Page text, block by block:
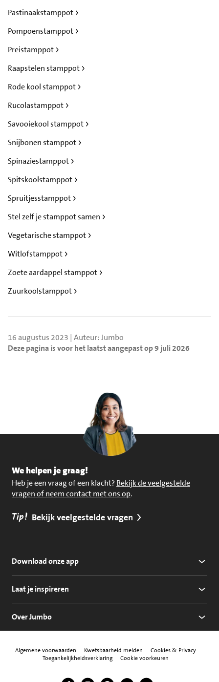
Pastinaakstamppot
Pompoenstamppot
Preistamppot
Raapstelen stamppot
Rode kool stamppot
Rucolastamppot
Savooiekool stamppot
Snijbonen stamppot
Spinaziestamppot
Spitskoolstamppot
Spruitjesstamppot
Stel zelf je stamppot samen
Vegetarische stamppot
Witlofstamppot
Zoete aardappel stamppot
Zuurkoolstamppot
16 augustus 2023 | Auteur: Jumbo
Deze pagina is voor het laatst aangepast op 9 juli 2026
We helpen je graag!
Heb je een vraag of een klacht? Bekijk de veelgestelde
vragen of neem contact met ons op.
Tip! Bekijk veelgestelde vragen
Download onze app
Laat je inspireren
Over Jumbo
Algemene voorwaarden Kwetsbaarheid melden
Cookies & Privacy
Toegankelijkheidsverklaring
Cookie voorkeuren